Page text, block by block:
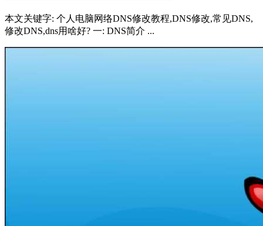
本文关键字: 个人电脑网络DNS修改教程,DNS修改,常见DNS,
修改DNS,dns用啥好? 一: DNS简介 ...